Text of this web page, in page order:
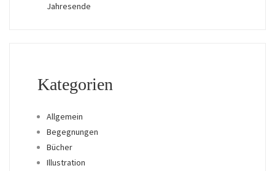
Jahresende
Kategorien
Allgemein
Begegnungen
Bücher
Illustration